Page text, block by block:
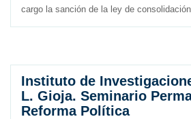
cargo la sanción de la ley de
Instituto de
L. Gioja. Seminario
Reforma Política